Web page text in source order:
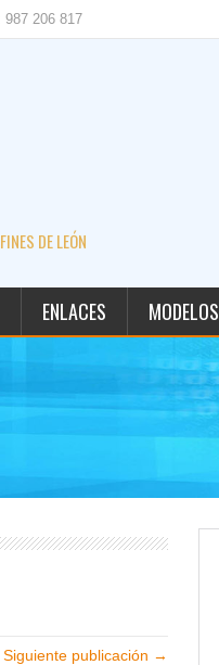
987 206 817
DE LEÓN
ENLACES MODELOS
Siguiente publicación →